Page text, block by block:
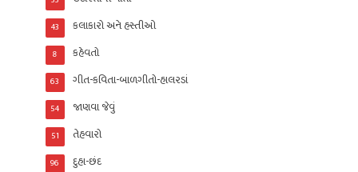
કલાકારો અને હસ્તીઓ
43
કહેવતો
8
ગીત-કવિતા-બાળગીતો-હાલરડાં
63
જાણવા જેવું
54
તેહવારો
51
દુહા-છંદ
96